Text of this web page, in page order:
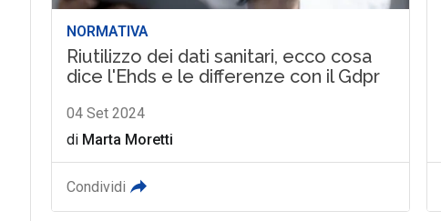
NORMATIVA
Riutilizzo dei dati sanitari, ecco cosa
dice l'Ehds e le differenze con il Gdpr
04 Set 2024
di Marta Moretti
Condividi